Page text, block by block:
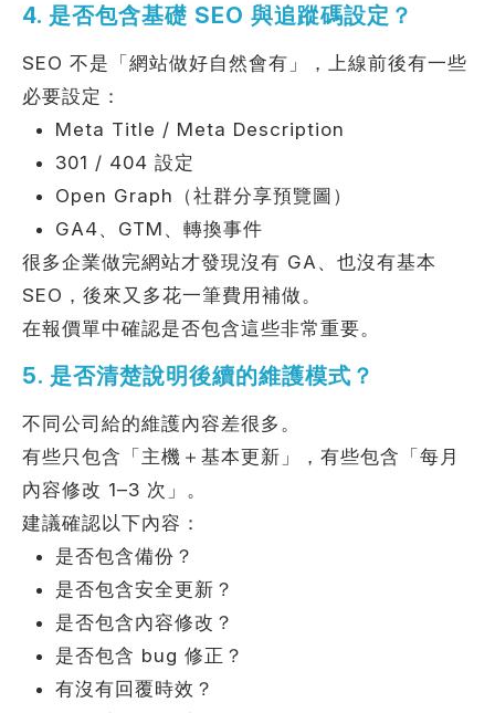
4. 是否包含基礎 SEO 與追蹤碼設定？
SEO 不是「網站做好自然會有」，上線前後有一些
必要設定：
Meta Title / Meta Description
301 / 404 設定
Open Graph（社群分享預覽圖）
GA4、GTM、轉換事件
很多企業做完網站才發現沒有 GA、也沒有基本
SEO，後來又多花一筆費用補做。
在報價單中確認是否包含這些非常重要。
5. 是否清楚說明後續的維護模式？
不同公司給的維護內容差很多。
有些只包含「主機＋基本更新」，有些包含「每月
內容修改 1–3 次」。
建議確認以下內容：
是否包含備份？
是否包含安全更新？
是否包含內容修改？
是否包含 bug 修正？
有沒有回覆時效？